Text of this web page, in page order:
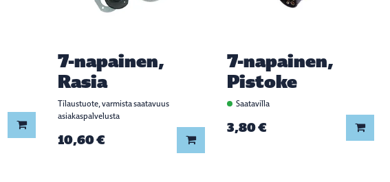
Lisää koriin
7-napainen,
Rasia
Tilaustuote, varmista saatavuus
asiakaspalvelusta
10,60 € Lisää koriin
7-napainen,
Pistoke
Saatavilla
3,80 €